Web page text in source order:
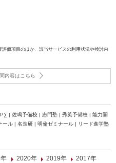
価項目のほか、該当サービスの利用状況や検討内
内容はこちら
| 佐鳴予備校 | 志門塾 | 秀英予備校 | 能力開
ル | 名進研 | 明倫ゼミナール | リード進学塾
2020年 2019年
2017年